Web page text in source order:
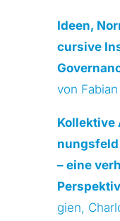
Ideen,
cur­si­ve
von
Kol­lek­ti­ve
– eine
gien,